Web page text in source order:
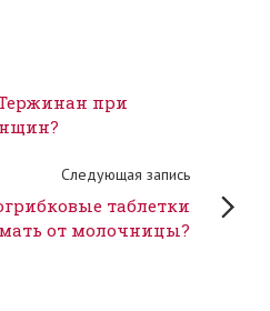
при
Следующая запись
таблетки
от молочницы?